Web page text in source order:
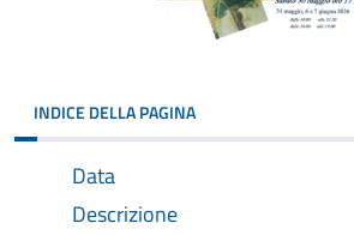
INDICE DELLA PAGINA
Data
Descrizione